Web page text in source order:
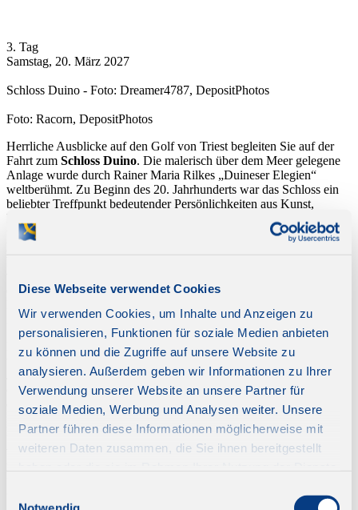
Diese Webseite verwendet Cookies
Wir verwenden Cookies, um Inhalte und Anzeigen zu
personalisieren, Funktionen für soziale Medien anbieten
zu können und die Zugriffe auf unsere Website zu
analysieren. Außerdem geben wir Informationen zu Ihrer
Verwendung unserer Website an unsere Partner für
soziale Medien, Werbung und Analysen weiter. Unsere
Partner führen diese Informationen möglicherweise mit
weiteren Daten zusammen, die Sie ihnen bereitgestellt
3. Tag
Samstag, 20. März 2027
Schloss Duino - Foto: Dreamer4787, DepositPhotos
Foto: Racorn, DepositPhotos
Herrliche Ausblicke auf den Golf von Triest begleiten Sie auf der
Fahrt zum Schloss Duino. Die malerisch über dem Meer gelegene
Anlage wurde durch Rainer Maria Rilkes „Duineser Elegien“
weltberühmt. Zu Beginn des 20. Jahrhunderts war das Schloss ein
beliebter Treffpunkt bedeutender Persönlichkeiten aus Kunst,
Literatur und Musik. Franz Liszt, Johann Strauss, Kaiserin Elisabeth
und Kaiser Franz Joseph zählten zu den Gästen des Hauses. Bei der
durchschreiten Sie die prachtvollen Prunkräume,
den spektakulären Ausblick auf die Adria. Zu den besonderen
Franz Liszt spielte.
Die Rückfahrt führt durch das Triestiner Karstgebiet. Die von
weißem Kalkstein geprägte Hochebene hat sich in den vergangenen
Jahren zu einer der interessantesten Weinregionen Norditaliens
entwickelt. Bei einer Verkostung lernen Sie verschiedene Rebsorten
der Region kennen, begleitet von kleinen regionalen Spezialitäten.
Dasfestliche Galakonzert der Wiener SymphonikermitPetr
Popelkaam Pult vereint beliebte Werke von Mozart und Strauss.